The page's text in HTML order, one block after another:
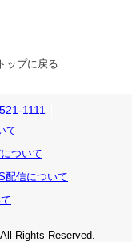
トップに戻る
1111
て
ついて
配信について
Rights Reserved.